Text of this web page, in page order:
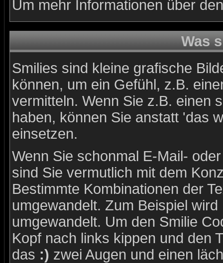
Um mehr Informationen über
Was
Smilies sind kleine grafische
können, um ein Gefühl, z.B.
vermitteln. Wenn Sie z.B. einen
haben, können Sie anstatt 'das
einsetzen.
Wenn Sie schonmal E-Mail-
sind Sie vermutlich mit dem
Bestimmte Kombinationen der
umgewandelt. Zum Beispiel wird
umgewandelt. Um den Smilie
Kopf nach links kippen und den
das :) zwei Augen und einen